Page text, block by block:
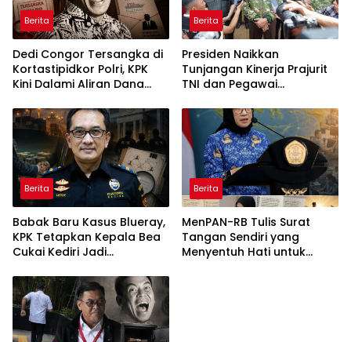
Berita
Dedi Congor Tersangka di
Kortastipidkor Polri, KPK
Kini Dalami Aliran Dana
Berita
Presiden Naikkan
Tunjangan Kinerja Prajurit
TNI dan Pegawai
Berita
Babak Baru Kasus Blueray,
KPK Tetapkan Kepala Bea
Cukai Kediri Jadi
Berita
MenPAN-RB Tulis Surat
Tangan Sendiri yang
Menyentuh Hati untuk